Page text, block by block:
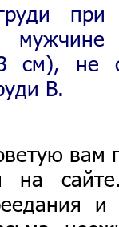
см), не
B.
вам
на
и